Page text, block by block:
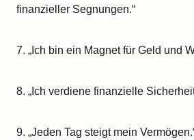
finanzieller Segnungen.“
7. „Ich bin ein Magnet für Geld und
8. „Ich verdiene finanzielle
9. „Jeden Tag steigt mein